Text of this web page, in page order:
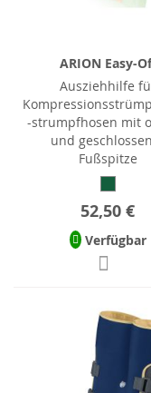
ARION Easy-
Ausziehhilfe
-strumpfhosen mit
und
Fußspitze
52,50 €
Verfügbar